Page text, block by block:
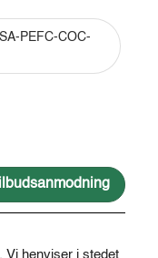
PEFC-COC-
henviser i stedet